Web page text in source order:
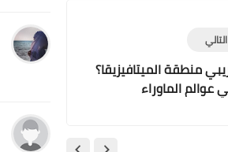
منطقة الميتافيزيقا؟
الماوراء